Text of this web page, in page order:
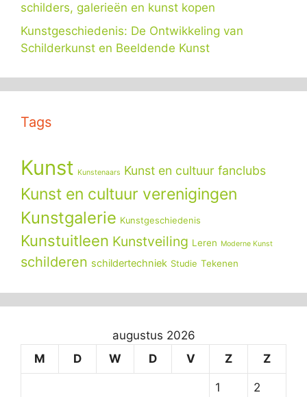
schilders, galerieën en kunst kopen
Kunstgeschiedenis: De Ontwikkeling van
Schilderkunst en Beeldende Kunst
Tags
Kunst Kunstenaars Kunst en cultuur fanclubs
Kunst en cultuur verenigingen
Kunstgalerie Kunstgeschiedenis
Kunstuitleen Kunstveiling Leren Moderne Kunst
schilderen schildertechniek Studie Tekenen
augustus 2026
M
D W D V Z Z
1 2